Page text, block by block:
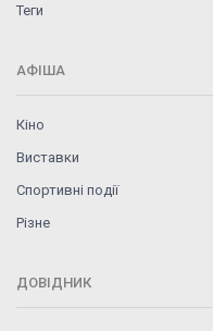
Теги
АФІША
Кіно
Виставки
Спортивні події
Різне
ДОВІДНИК